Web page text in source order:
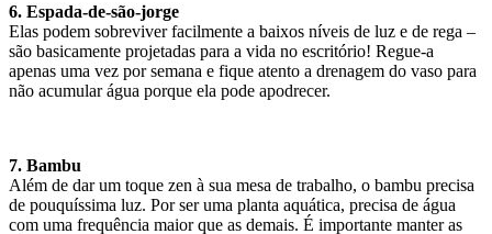
6. Espada-de-são-jorge
Elas podem sobreviver facilmente a baixos níveis de luz e de rega –
são basicamente projetadas para a vida no escritório! Regue-a
apenas uma vez por semana e fique atento a drenagem do vaso para
não acumular água porque ela pode apodrecer.
7. Bambu
Além de dar um toque zen à sua mesa de trabalho, o bambu precisa
de pouquíssima luz. Por ser uma planta aquática, precisa de água
com uma frequência maior que as demais. É importante manter as